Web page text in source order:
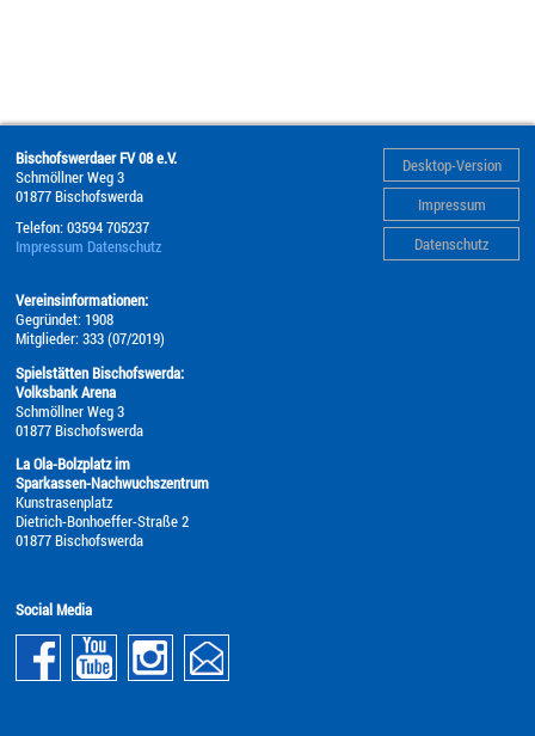
Desktop-Version
Impressum
Datenschutz
Bischofswerdaer FV 08 e.V.
Schmöllner Weg 3
01877 Bischofswerda
Telefon:03594 705237
Impressum Datenschutz
Vereinsinformationen:
Gegründet: 1908
Mitglieder: 333 (07/2019)
Spielstätten Bischofswerda:
Volksbank Arena
Schmöllner Weg 3
01877 Bischofswerda
La Ola-Bolzplatz im
Sparkassen-Nachwuchszentrum
Kunstrasenplatz
Dietrich-Bonhoeffer-Straße 2
01877 Bischofswerda
Social Media